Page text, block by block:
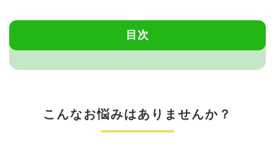
目次
こんなお悩みはありませんか？